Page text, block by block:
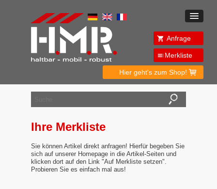
Anfrage
Merkliste
Hier geht's zum Shop!
Ihre Merkliste
Sie können Artikel direkt anfragen! Hierfür begeben Sie
sich auf unserer Homepage in die Artikel-Seiten und
klicken dort auf den Link "Auf Merkliste setzen".
Probieren Sie es einfach mal aus!